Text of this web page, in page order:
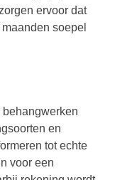
ervoor dat
soepel
en
tot echte
voor een